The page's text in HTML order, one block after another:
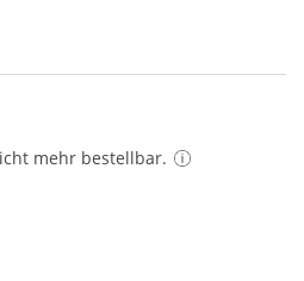
mehr bestellbar.